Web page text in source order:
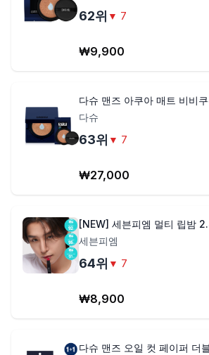
62위 ▼ 7
₩9,900
다슈 맨즈 아쿠아 매트 비비
다슈
63위 ▼ 7
₩27,000
[NEW] 세븐피엠 멀티 립밤
세븐피엠
64위 ▼ 7
₩8,900
다슈 맨즈 오일 컷 페이퍼 더